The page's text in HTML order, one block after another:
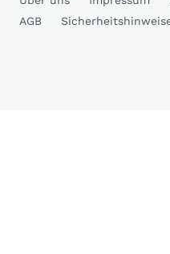
AGB